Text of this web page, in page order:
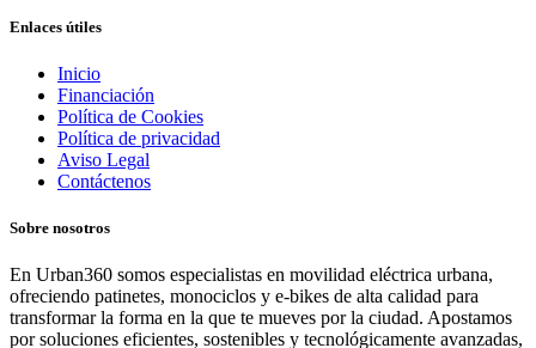
Enlaces útiles
Inicio
Financiación
Política de Cookies
Política de privacidad
Aviso Legal
Contáctenos
Sobre nosotros
En Urban360 somos especialistas en movilidad eléctrica urbana,
ofreciendo patinetes, monociclos y e-bikes de alta calidad para
transformar la forma en la que te mueves por la ciudad. Apostamos
por soluciones eficientes, sostenibles y tecnológicamente avanzadas,